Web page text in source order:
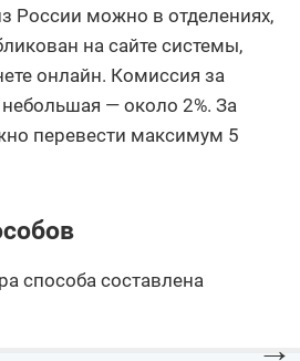
России можно в отделениях,
на сайте системы,
онлайн. Комиссия за
— около 2%. За
перевести максимум 5
способа составлена
→